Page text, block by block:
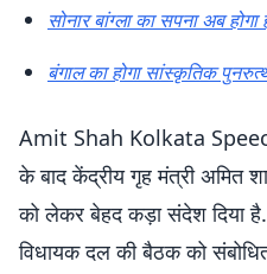
सोनार बांग्ला का सपना अब
बंगाल का होगा सांस्कृतिक
Amit Shah Kolkata Speech:
के बाद केंद्रीय गृह मंत्री अमित
को लेकर बेहद कड़ा संदेश दिया
विधायक दल की बैठक को